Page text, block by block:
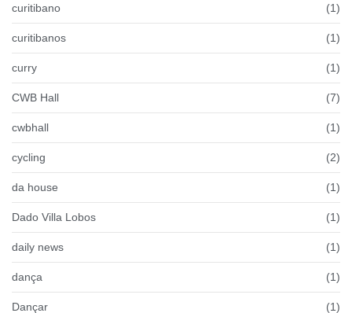
curitibano (1)
curitibanos (1)
curry (1)
CWB Hall (7)
cwbhall (1)
cycling (2)
da house (1)
Dado Villa Lobos (1)
daily news (1)
dança (1)
Dançar (1)